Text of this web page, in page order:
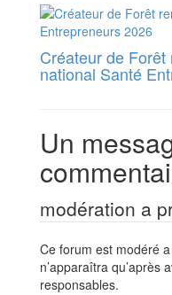
Créateur de
national Santé
Un
modération a
Ce forum est modéré
n’apparaîtra qu’après
responsables.